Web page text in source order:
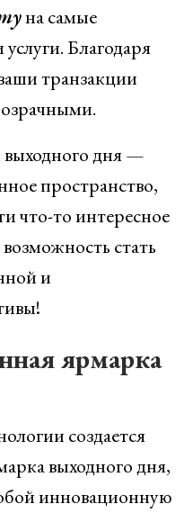
на самые
Благодаря
транзакции
дня —
пространство,
что-то интересное
стать
и
ярмарка
создается
выходного дня,
инновационную